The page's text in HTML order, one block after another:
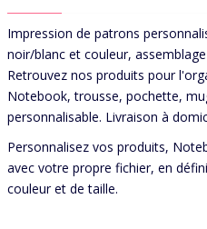
Impression de patrons
noir/blanc et couleur,
Retrouvez nos produits pour
Notebook, trousse, pochette,
personnalisable. Livraison à
Personnalisez vos produits,
avec votre propre fichier, en
couleur et de taille.